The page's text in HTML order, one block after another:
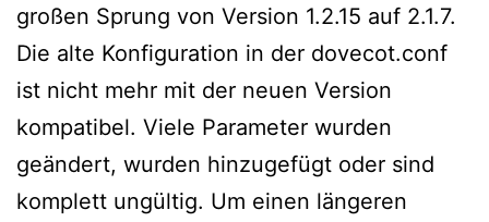
großen Sprung von Version 1.2.15 auf 2.1.7.
Die alte Konfiguration in der dovecot.conf
ist nicht mehr mit der neuen Version
kompatibel. Viele Parameter wurden
geändert, wurden hinzugefügt oder sind
komplett ungültig. Um einen längeren